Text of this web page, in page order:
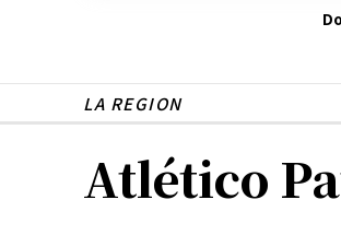
LA REGION
Atlético